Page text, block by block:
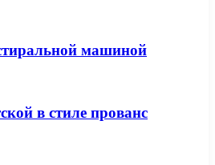
машиной
в стиле прованс